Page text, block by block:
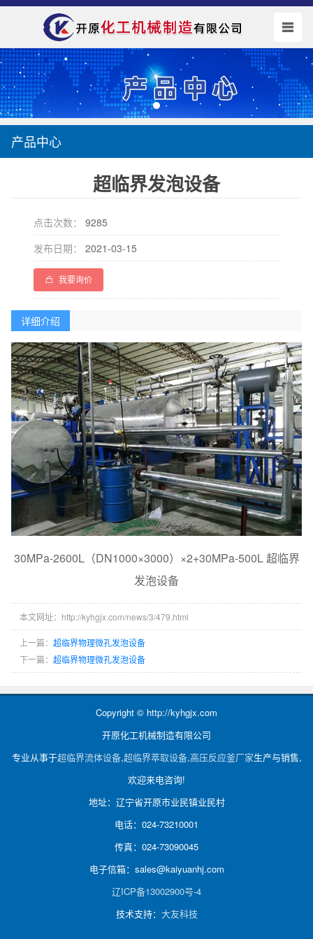
产品中心
超临界发泡设备
点击次数：
9285
发布日期：
2021-03-15
我要询价
详细介绍
30MPa-2600L（DN1000×3000）×2+30MPa-500L 超临界
发泡设备
本文网址：http://kyhgjx.com/news/3/479.html
上一篇： 超临界物理微孔发泡设备
下一篇： 超临界物理微孔发泡设备
Copyright © http://kyhgjx.com
开原化工机械制造有限公司
专业从事于超临界流体设备,超临界萃取设备,高压反应釜厂家生产与销售,
欢迎来电咨询!
地址：辽宁省开原市业民镇业民村
电话：024-73210001
传真：024-73090045
电子信箱：sales@kaiyuanhj.com
辽ICP备13002900号-4
技术支持： 大友科技